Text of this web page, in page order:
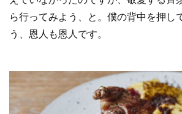
ら行ってみよう、と。僕の背中を押し
う、恩人も恩人です。